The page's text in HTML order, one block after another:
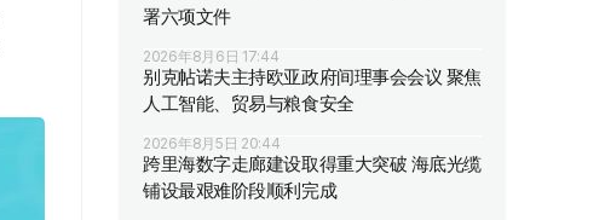
署六项文件
2026年8月6日 17:44
别克帖诺夫主持欧亚政府间理事会会议 聚焦
人工智能、贸易与粮食安全
2026年8月5日 20:44
跨里海数字走廊建设取得重大突破 海底光缆
铺设最艰难阶段顺利完成